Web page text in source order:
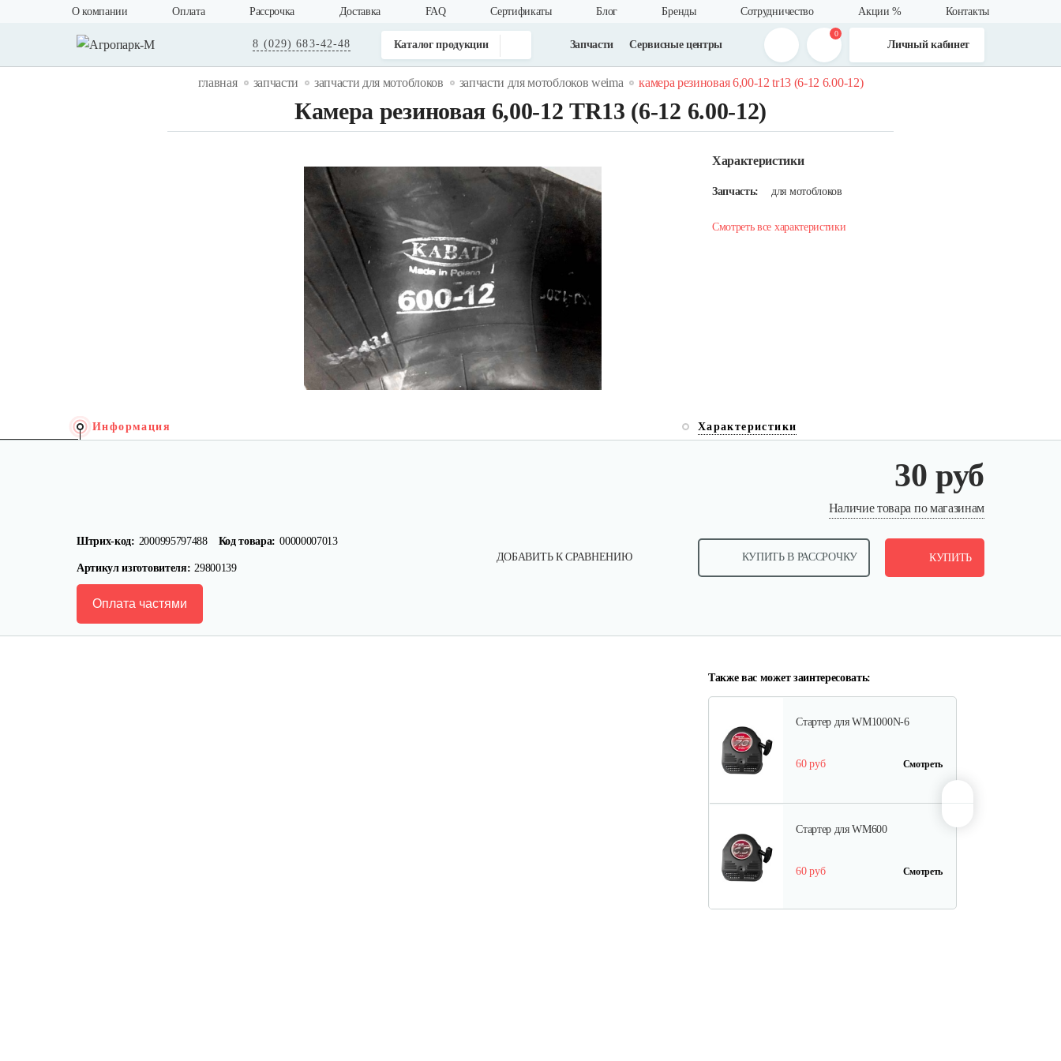
О компании Оплата Рассрочка Доставка FAQ Cертификаты Блог Бренды Сотрудничество Акции % Контакты
8 (029) 683-42-48 Каталог продукции Запчасти Сервисные центры
0
Личный кабинет
главная запчасти запчасти для мотоблоков запчасти для мотоблоков weima камера резиновая 6,00-12 tr13 (6-12 6.00-12)
Камера резиновая 6,00-12 TR13 (6-12 6.00-12)
Характеристики
Запчасть: для мотоблоков
Смотреть все характеристики
Информация Характеристики
30 руб
Наличие товара по магазинам
Штрих-код: 2000995797488 Код товара: 00000007013
Артикул изготовителя: 29800139
ДОБАВИТЬ К СРАВНЕНИЮ КУПИТЬ В РАССРОЧКУ КУПИТЬ
Оплата частями
Также вас может заинтересовать:
Кронштейн заднего крыла…
Стартер для WM1000N-6
60 руб Смотреть
Стартер для WM600
60 руб Смотреть